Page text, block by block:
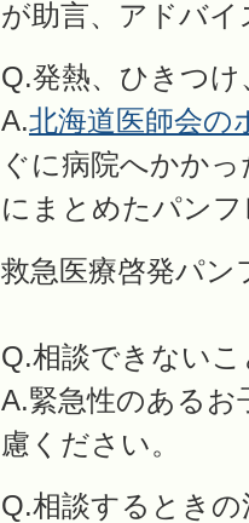
が助言、アドバ
Q.発熱、ひきつ
A.北海道医師会の
ぐに病院へかか
にまとめたパン
救急医療啓発パン
Q.相談できない
A.緊急性のあるお
慮ください。
Q.相談するとき